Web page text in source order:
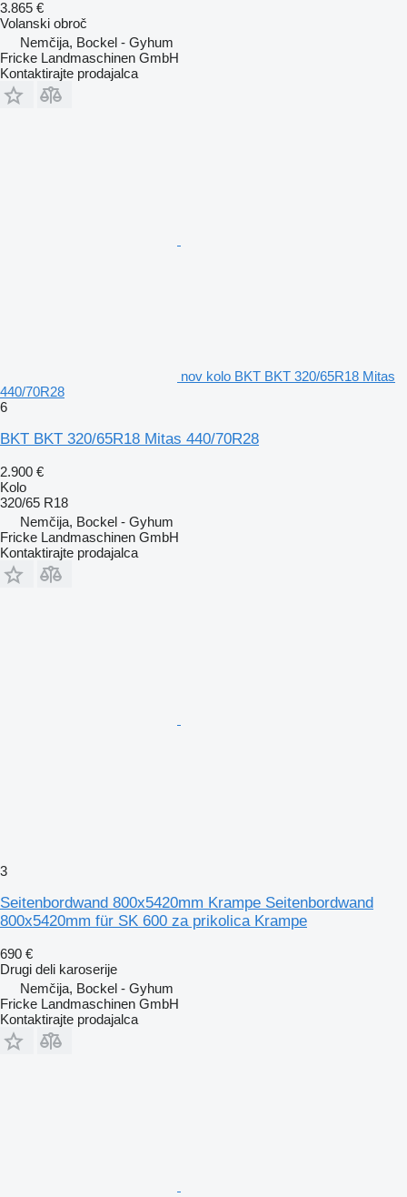
3.865 €
Volanski obroč
Nemčija, Bockel - Gyhum
Fricke Landmaschinen GmbH
Kontaktirajte prodajalca
nov kolo BKT BKT 320/65R18 Mitas
440/70R28
6
BKT BKT 320/65R18 Mitas 440/70R28
2.900 €
Kolo
320/65 R18
Nemčija, Bockel - Gyhum
Fricke Landmaschinen GmbH
Kontaktirajte prodajalca
3
Seitenbordwand 800x5420mm Krampe Seitenbordwand
800x5420mm für SK 600 za prikolica Krampe
690 €
Drugi deli karoserije
Nemčija, Bockel - Gyhum
Fricke Landmaschinen GmbH
Kontaktirajte prodajalca